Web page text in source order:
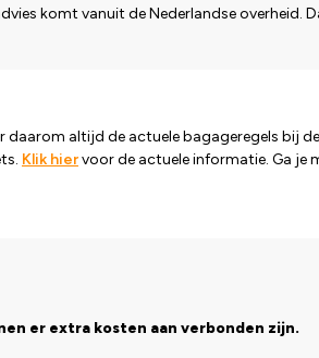
komt vanuit de Nederlandse overheid.
altijd de actuele bagageregels bij
Klik hiervoor de actuele informatie. Ga je
er extra kosten aan verbonden zijn.